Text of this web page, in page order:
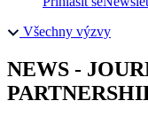
Všechny výzvy
NEWS -